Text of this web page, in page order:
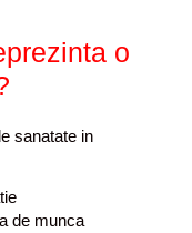
o
sanatate in
de munca